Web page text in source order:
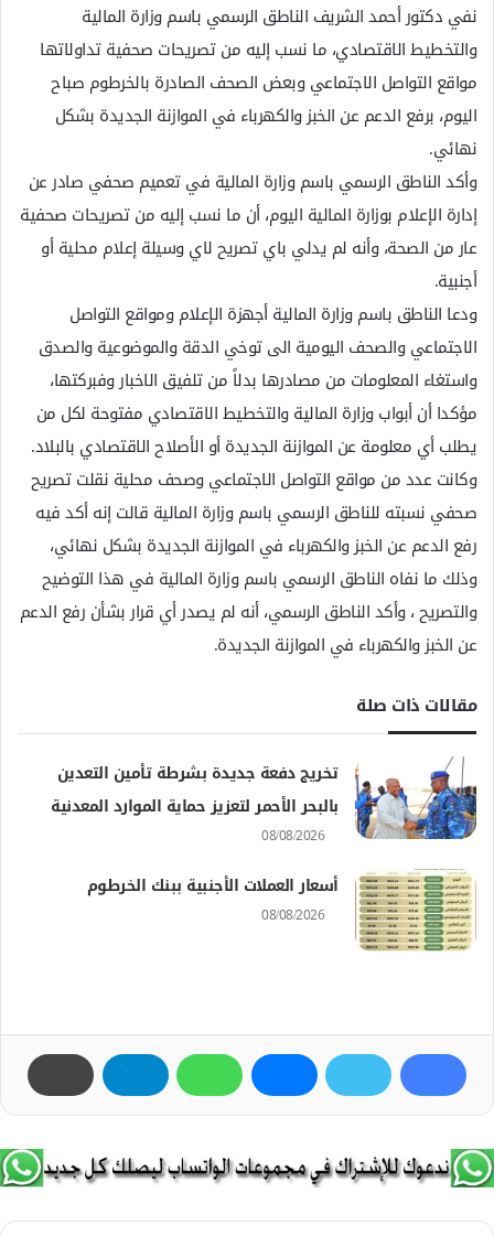
نفي دكتور أحمد الشريف الناطق الرسمي باسم وزارة المالية
والتخطيط الاقتصادي، ما نسب إليه من تصريحات صحفية تداولاتها
مواقع التواصل الاجتماعي وبعض الصحف الصادرة بالخرطوم صباح
اليوم، برفع الدعم عن الخبز والكهرباء في الموازنة الجديدة بشكل
نهائي.
وأكد الناطق الرسمي باسم وزارة المالية في تعميم صحفي صادر عن
إدارة الإعلام بوزارة المالية اليوم، أن ما نسب إليه من تصريحات صحفية
عار من الصحة، وأنه لم يدلي باي تصريح لاي وسيلة إعلام محلية أو
أجنبية.
ودعا الناطق باسم وزارة المالية أجهزة الإعلام ومواقع التواصل
الاجتماعي والصحف اليومية الى توخي الدقة والموضوعية والصدق
واستغاء المعلومات من مصادرها بدلاً من تلفيق الاخبار وفبركتها،
مؤكدا أن أبواب وزارة المالية والتخطيط الاقتصادي مفتوحة لكل من
يطلب أي معلومة عن الموازنة الجديدة أو الأصلاح الاقتصادي بالبلاد.
وكانت عدد من مواقع التواصل الاجتماعي وصحف محلية نقلت تصريح
صحفي نسبته للناطق الرسمي باسم وزارة المالية قالت إنه أكد فيه
رفع الدعم عن الخبز والكهرباء في الموازنة الجديدة بشكل نهائي،
وذلك ما نفاه الناطق الرسمي باسم وزارة المالية في هذا التوضيح
والتصريح ، وأكد الناطق الرسمي، أنه لم يصدر أي قرار بشأن رفع الدعم
عن الخبز والكهرباء في الموازنة الجديدة.
مقالات ذات صلة
تخريج دفعة جديدة بشرطة تأمين التعدين
بالبحر الأحمر لتعزيز حماية الموارد المعدنية
08/08/2026
أسعار العملات الأجنبية ببنك الخرطوم
08/08/2026